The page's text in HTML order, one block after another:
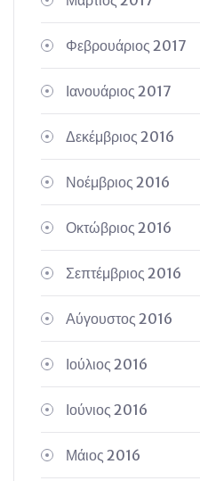
Φεβρουάριος 2017
Ιανουάριος 2017
Δεκέμβριος 2016
Νοέμβριος 2016
Οκτώβριος 2016
Σεπτέμβριος 2016
Αύγουστος 2016
Ιούλιος 2016
Ιούνιος 2016
Μάιος 2016